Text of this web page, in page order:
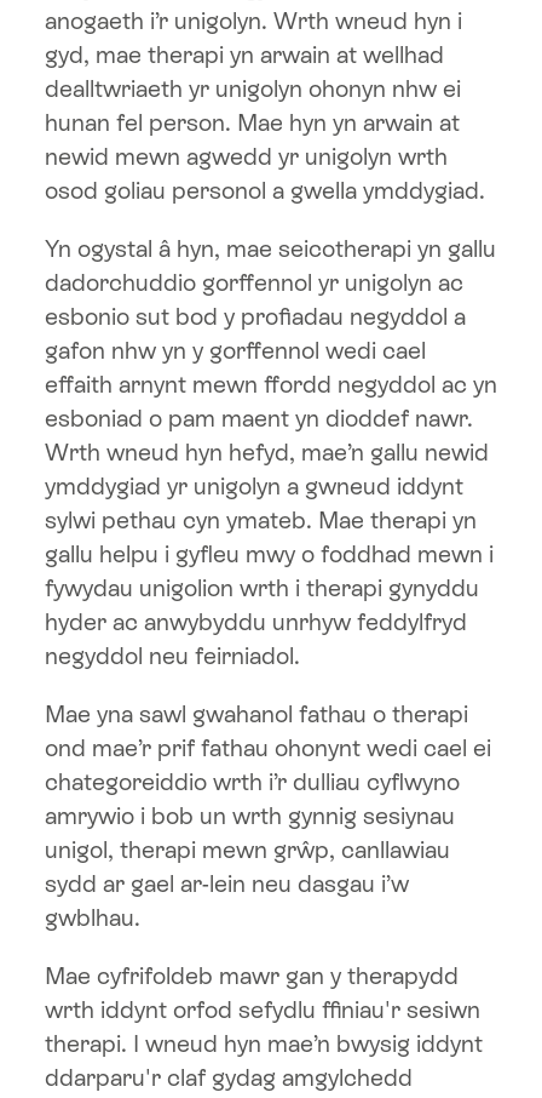
anogaeth i’r unigolyn. Wrth wneud hyn i
gyd, mae therapi yn arwain at wellhad
dealltwriaeth yr unigolyn ohonyn nhw ei
hunan fel person. Mae hyn yn arwain at
newid mewn agwedd yr unigolyn wrth
osod goliau personol a gwella ymddygiad.
Yn ogystal â hyn, mae seicotherapi yn gallu
dadorchuddio gorffennol yr unigolyn ac
esbonio sut bod y profiadau negyddol a
gafon nhw yn y gorffennol wedi cael
effaith arnynt mewn ffordd negyddol ac yn
esboniad o pam maent yn dioddef nawr.
Wrth wneud hyn hefyd, mae’n gallu newid
ymddygiad yr unigolyn a gwneud iddynt
sylwi pethau cyn ymateb. Mae therapi yn
gallu helpu i gyfleu mwy o foddhad mewn i
fywydau unigolion wrth i therapi gynyddu
hyder ac anwybyddu unrhyw feddylfryd
negyddol neu feirniadol.
Mae yna sawl gwahanol fathau o therapi
ond mae’r prif fathau ohonynt wedi cael ei
chategoreiddio wrth i’r dulliau cyflwyno
amrywio i bob un wrth gynnig sesiynau
unigol, therapi mewn grŵp, canllawiau
sydd ar gael ar-lein neu dasgau i’w
gwblhau.
Mae cyfrifoldeb mawr gan y therapydd
wrth iddynt orfod sefydlu ffiniau'r sesiwn
therapi. I wneud hyn mae’n bwysig iddynt
ddarparu'r claf gydag amgylchedd